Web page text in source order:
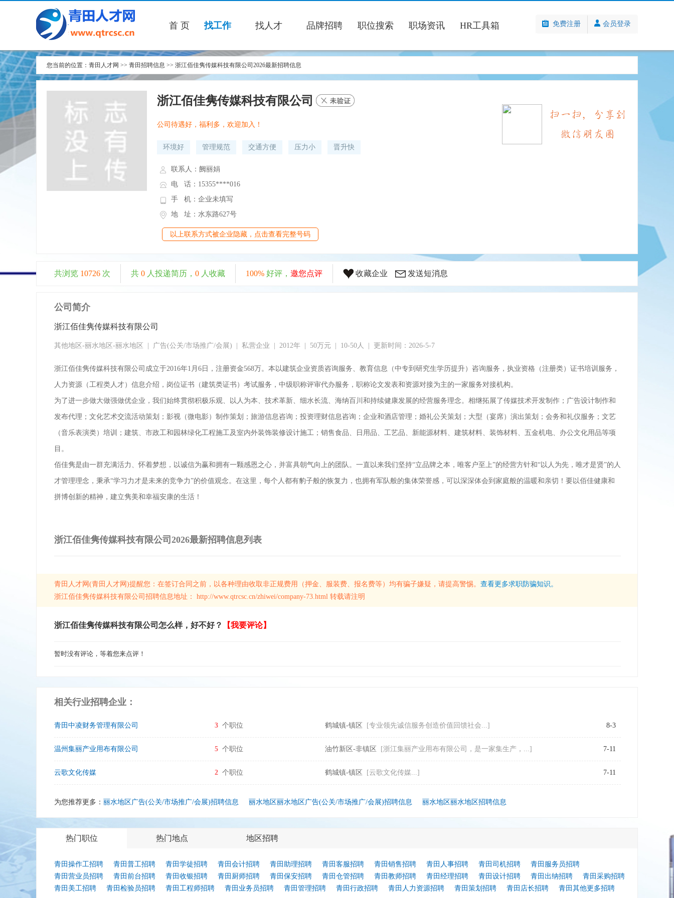
首 页 找工作 找人才 品牌招聘 职位搜索 职场资讯 HR工具箱 免费注册 会员登录
您当前的位置： 青田人才网 >> 青田招聘信息 >> 浙江佰佳隽传媒科技有限公司2026最新招聘信息
浙江佰佳隽传媒科技有限公司
公司待遇好，福利多，欢迎加入！
环境好 管理规范 交通方便 压力小 晋升快
联系人：阙丽娟
电 话：15355****016
手 机：企业未填写
地 址：水东路627号
以上联系方式被企业隐藏，点击查看完整号码
共浏览 10726 次 共 0 人投递简历， 0 人收藏 100% 好评， 邀您点评 收藏企业 发送短消息
公司简介
浙江佰佳隽传媒科技有限公司
其他地区-丽水地区-丽水地区 | 广告(公关/市场推广/会展) | 私营企业 | 2012年 | 50万元 | 10-50人 | 更新时间：2026-5-7
浙江佰佳隽传媒科技有限公司成立于2016年1月6日，注册资金568万。本以建筑企业资质咨询服务、教育信息（中专到研究生学历提升）咨询服务，执业资格（注册类）证书培训服务，
人力资源（工程类人才）信息介绍，岗位证书（建筑类证书）考试服务，中级职称评审代办服务，职称论文发表和资源对接为主的一家服务对接机构。
为了进一步做大做强做优企业，我们始终贯彻积极乐观、以人为本、技术革新、细水长流、海纳百川和持续健康发展的经营服务理念。相继拓展了传媒技术开发制作；广告设计制作和
发布代理；文化艺术交流活动策划；影视（微电影）制作策划；旅游信息咨询；投资理财信息咨询；企业和酒店管理；婚礼公关策划；大型（宴席）演出策划；会务和礼仪服务；文艺
（音乐表演类）培训；建筑、市政工和园林绿化工程施工及室内外装饰装修设计施工；销售食品、日用品、工艺品、新能源材料、建筑材料、装饰材料、五金机电、办公文化用品等项
目。
佰佳隽是由一群充满活力、怀着梦想，以诚信为赢和拥有一颗感恩之心，并富具朝气向上的团队。一直以来我们坚持“立品牌之本，唯客户至上”的经营方针和“以人为先，唯才是贤”的人
才管理理念，秉承“学习力才是未来的竞争力”的价值观念。在这里，每个人都有豹子般的恢复力，也拥有军队般的集体荣誉感，可以深深体会到家庭般的温暖和亲切！要以佰佳健康和
拼博创新的精神，建立隽美和幸福安康的生活！
浙江佰佳隽传媒科技有限公司2026最新招聘信息列表
青田人才网(青田人才网 )提醒您：在签订合同之前，以各种理由收取非正规费用（押金、服装费、报名费等）均有骗子嫌疑，请提高警惕。 查看更多求职防骗知识。
浙江佰佳隽传媒科技有限公司招聘信息地址： http://www.qtrcsc.cn/zhiwei/company-73.html 转载请注明
浙江佰佳隽传媒科技有限公司怎么样，好不好？ 【我要评论】
暂时没有评论，等着您来点评！
相关行业招聘企业：
青田中凌财务管理有限公司 3 个职位 鹤城镇-镇区 [专业领先诚信服务创造价值回馈社会...] 8-3
温州集丽产业用布有限公司 5 个职位 油竹新区-非镇区 [浙江集丽产业用布有限公司，是一家集生产，...] 7-11
云歌文化传媒 2 个职位 鹤城镇-镇区 [云歌文化传媒...] 7-11
为您推荐更多： 丽水地区广告(公关/市场推广/会展)招聘信息 丽水地区丽水地区广告(公关/市场推广/会展)招聘信息 丽水地区丽水地区招聘信息
热门职位 热门地点 地区招聘
青田操作工招聘 青田普工招聘 青田学徒招聘 青田会计招聘 青田助理招聘 青田客服招聘 青田销售招聘 青田人事招聘 青田司机招聘
青田服务员招聘
青田营业员招聘
青田前台招聘 青田收银招聘 青田厨师招聘 青田保安招聘 青田仓管招聘 青田教师招聘 青田经理招聘 青田设计招聘 青田出纳招聘
青田采购招聘
青田美工招聘
青田检验员招聘 青田工程师招聘 青田业务员招聘 青田管理招聘 青田行政招聘 青田人力资源招聘 青田策划招聘 青田店长招聘 青田其他更多招聘